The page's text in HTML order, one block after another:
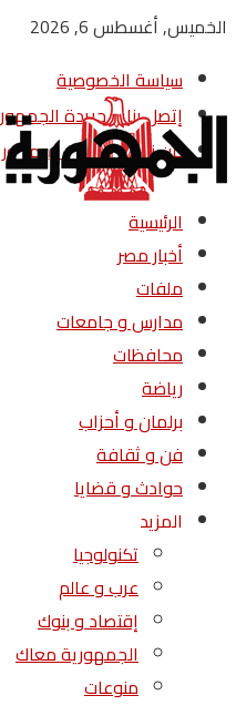
الخميس, أغسطس 6, 2026
سياسة الخصوصية
إتصل بنا – جريدة
من نحن – جريدة
الرئيسية
أخبار مصر
ملفات
مدارس و جامعات
محافظات
رياضة
برلمان و أحزاب
فن و ثقافة
حوادث و قضايا
المزيد
تكنولوجيا
عرب و عالم
إقتصاد و بنوك
الجمهورية معاك
منوعات